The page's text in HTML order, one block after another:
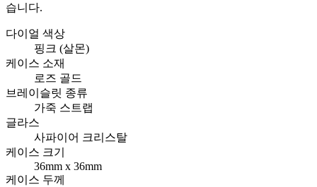
습니다.
다이얼 색상
핑크 (살몬)
케이스 소재
로즈 골드
브레이슬릿 종류
가죽 스트랩
글라스
사파이어 크리스탈
케이스 크기
36mm x 36mm
케이스 두께